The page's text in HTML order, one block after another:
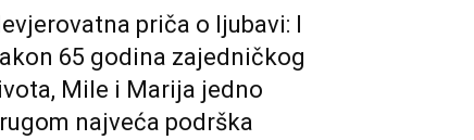
priča o ljubavi: I
65 godina zajedničkog
Mile i Marija jedno
najveća podrška